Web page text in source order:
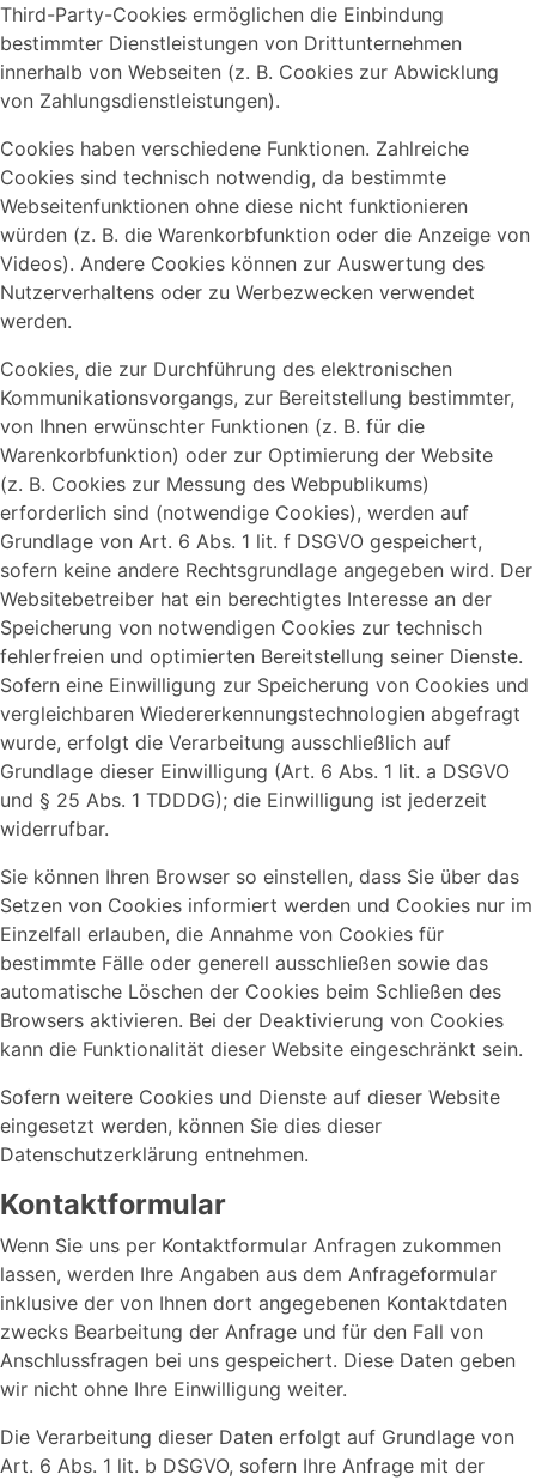
Third-Party-Cookies ermöglichen die Einbindung
bestimmter Dienstleistungen von Drittunternehmen
innerhalb von Webseiten (z. B. Cookies zur Abwicklung
von Zahlungsdienstleistungen).
Cookies haben verschiedene Funktionen. Zahlreiche
Cookies sind technisch notwendig, da bestimmte
Webseitenfunktionen ohne diese nicht funktionieren
würden (z. B. die Warenkorbfunktion oder die Anzeige von
Videos). Andere Cookies können zur Auswertung des
Nutzerverhaltens oder zu Werbezwecken verwendet
werden.
Cookies, die zur Durchführung des elektronischen
Kommunikationsvorgangs, zur Bereitstellung bestimmter,
von Ihnen erwünschter Funktionen (z. B. für die
Warenkorbfunktion) oder zur Optimierung der Website
(z. B. Cookies zur Messung des Webpublikums)
erforderlich sind (notwendige Cookies), werden auf
Grundlage von Art. 6 Abs. 1 lit. f DSGVO gespeichert,
sofern keine andere Rechtsgrundlage angegeben wird. Der
Websitebetreiber hat ein berechtigtes Interesse an der
Speicherung von notwendigen Cookies zur technisch
fehlerfreien und optimierten Bereitstellung seiner Dienste.
Sofern eine Einwilligung zur Speicherung von Cookies und
vergleichbaren Wiedererkennungstechnologien abgefragt
wurde, erfolgt die Verarbeitung ausschließlich auf
Grundlage dieser Einwilligung (Art. 6 Abs. 1 lit. a DSGVO
und § 25 Abs. 1 TDDDG); die Einwilligung ist jederzeit
widerrufbar.
Sie können Ihren Browser so einstellen, dass Sie über das
Setzen von Cookies informiert werden und Cookies nur im
Einzelfall erlauben, die Annahme von Cookies für
bestimmte Fälle oder generell ausschließen sowie das
automatische Löschen der Cookies beim Schließen des
Browsers aktivieren. Bei der Deaktivierung von Cookies
kann die Funktionalität dieser Website eingeschränkt sein.
Sofern weitere Cookies und Dienste auf dieser Website
eingesetzt werden, können Sie dies dieser
Datenschutzerklärung entnehmen.
Kontaktformular
Wenn Sie uns per Kontaktformular Anfragen zukommen
lassen, werden Ihre Angaben aus dem Anfrageformular
inklusive der von Ihnen dort angegebenen Kontaktdaten
zwecks Bearbeitung der Anfrage und für den Fall von
Anschlussfragen bei uns gespeichert. Diese Daten geben
wir nicht ohne Ihre Einwilligung weiter.
Die Verarbeitung dieser Daten erfolgt auf Grundlage von
Art. 6 Abs. 1 lit. b DSGVO, sofern Ihre Anfrage mit der